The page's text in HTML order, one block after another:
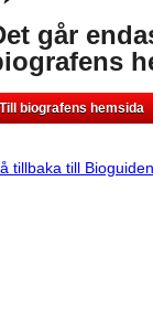
går
Till biografens hemsida
tillbaka till Bioguiden